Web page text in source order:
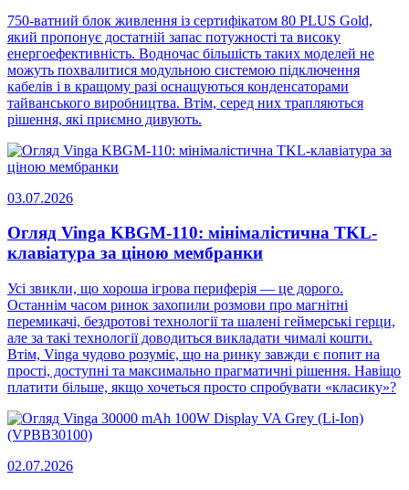
750-ватний блок живлення із сертифікатом 80 PLUS Gold,
який пропонує достатній запас потужності та високу
енергоефективність. Водночас більшість таких моделей не
можуть похвалитися модульною системою підключення
кабелів і в кращому разі оснащуються конденсаторами
тайванського виробництва. Втім, серед них трапляються
рішення, які приємно дивують.
03.07.2026
Огляд Vinga KBGM-110: мінімалістична TKL-
клавіатура за ціною мембранки
Усі звикли, що хороша ігрова периферія — це дорого.
Останнім часом ринок захопили розмови про магнітні
перемикачі, бездротові технології та шалені геймерські герци,
але за такі технології доводиться викладати чималі кошти.
Втім, Vinga чудово розуміє, що на ринку завжди є попит на
прості, доступні та максимально прагматичні рішення. Навіщо
платити більше, якщо хочеться просто спробувати «класику»?
02.07.2026